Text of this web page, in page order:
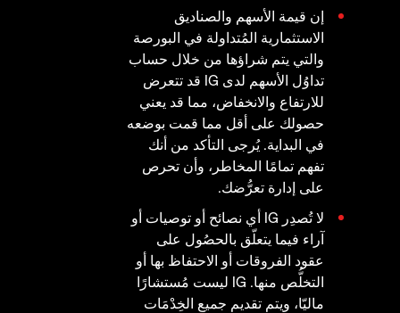
إن قيمة الأسهم والصناديق
الاستثمارية المُتداولة في البورصة
والتي يتم شراؤها من خلال حساب
تداوُل الأسهم لدى IG قد تتعرض
للارتفاع والانخفاض، مما قد يعني
حصولك على أقل مما قمت بوضعه
في البداية. يُرجى التأكد من أنك
تفهم تمامًا المخاطر، وأن تحرص
على إدارة تعرُّضك.
لا تُصدِر IG أي نصائح أو توصيات أو
آراء فيما يتعلّق بالحصُول على
عقود الفروقات أو الاحتفاظ بها أو
التخلُّص منها. IG ليست مُستشارًا
ماليّا، ويتم تقديم جميع الخِدْمَات